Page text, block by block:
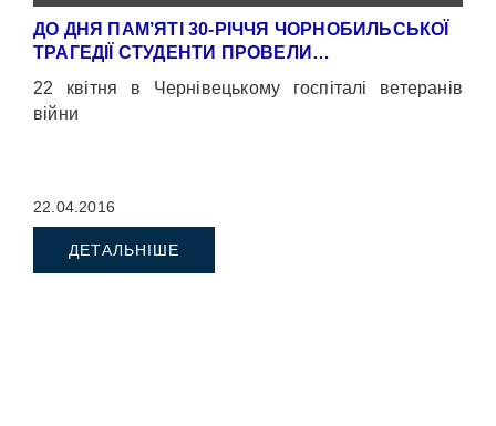
ДО ДНЯ ПАМ’ЯТІ 30-РІЧЧЯ ЧОРНОБИЛЬСЬКОЇ
ТРАГЕДІЇ СТУДЕНТИ ПРОВЕЛИ…
22 квітня в Чернівецькому госпіталі ветеранів
війни
22.04.2016
ДЕТАЛЬНІШЕ